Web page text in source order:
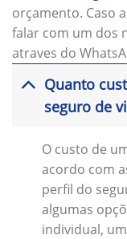
orçamento. Caso
falar com um dos
atraves do
Quanto
seguro de
O custo de
acordo com
perfil do
algumas
individual,